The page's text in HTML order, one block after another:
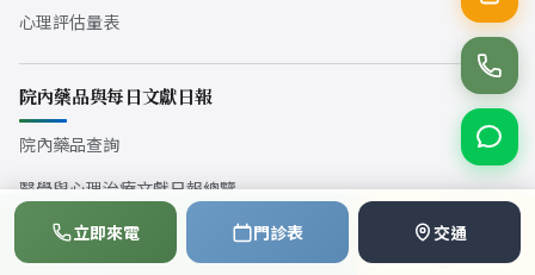
立即來電 門診表 交通
心理評估量表
院內藥品與每日文獻日報
院內藥品查詢
醫學與心理治療文獻日報總覽
使用者條款
📞 💬 📅